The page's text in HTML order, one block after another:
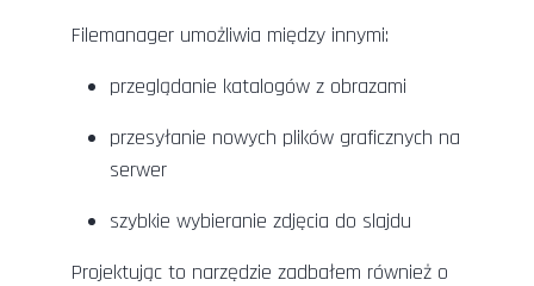
Filemanager umożliwia między innymi:
przeglądanie katalogów z obrazami
przesyłanie nowych plików graficznych na
serwer
szybkie wybieranie zdjęcia do slajdu
Projektując to narzędzie zadbałem również o